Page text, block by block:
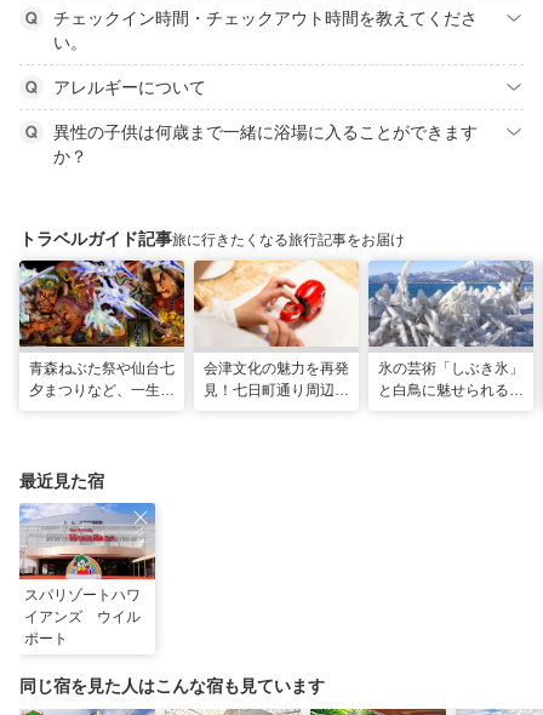
チェックイン時間・チェックアウト時間を教えてくださ
い。
アレルギーについて
異性の子供は何歳まで一緒に浴場に入ることができます
か？
トラベルガイド記事旅に行きたくなる旅行記事をお届け
青森ねぶた祭や仙台七
夕まつりなど、一生に
会津文化の魅力を再発
見！七日町通り周辺の
氷の芸術「しぶき氷」
と白鳥に魅せられる！
最近見た宿
スパリゾートハワ
イアンズ ウイル
ポート
同じ宿を見た人はこんな宿も見ています